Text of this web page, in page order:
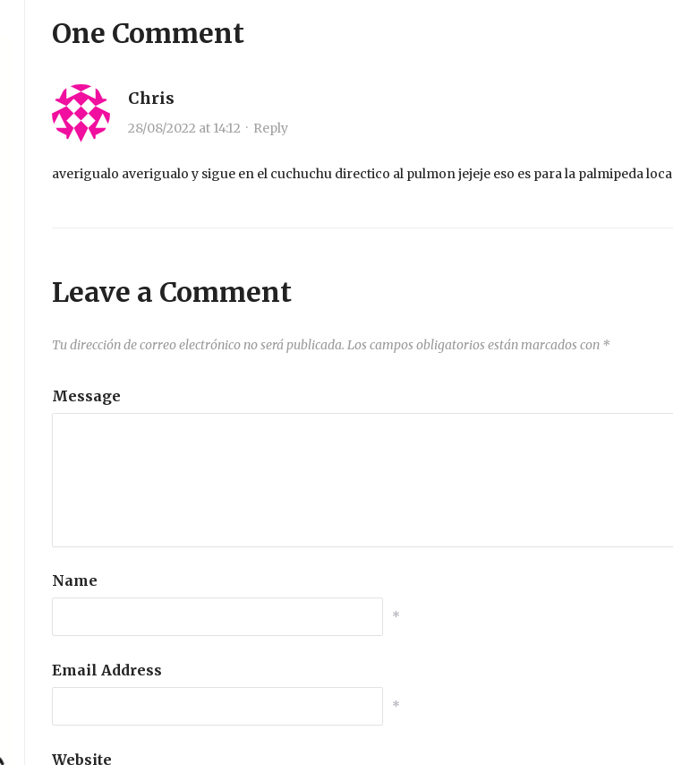
One Comment
Chris
28/08/2022 at 14:12 · Reply
averigualo averigualo y sigue en el cuchuchu directico al pulmon jejeje eso es para la palmipeda loca
Leave a Comment
Tu dirección de correo electrónico no será publicada. Los campos obligatorios están marcados con *
Message
Name
*
Email Address
*
Website